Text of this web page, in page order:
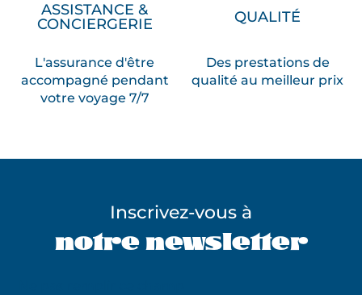
ASSISTANCE &
CONCIERGERIE
L'assurance d'être
accompagné pendant
votre voyage 7/7
QUALITÉ
Des prestations de
qualité au meilleur prix
Inscrivez-vous à
notre newsletter